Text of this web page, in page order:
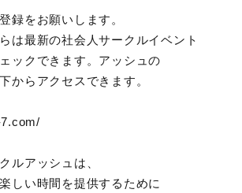
録をお願いします。
は最新の社会人サークルイベント
ックできます。アッシュの
からアクセスできます。
ルアッシュは、
しい時間を提供するために